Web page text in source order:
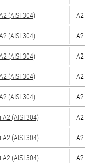
(AISI 304) А2
(AISI 304) А2
(AISI 304) А2
(AISI 304) А2
(AISI 304) А2
(AISI 304) А2
(AISI 304) А2
(AISI 304) А2